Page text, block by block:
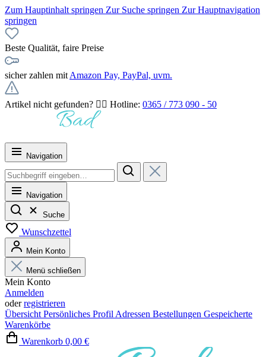
Zum Hauptinhalt springen Zur Suche springen Zur Hauptnavigation
springen
Beste Qualität, faire Preise
sicher zahlen mit Amazon Pay, PayPal, uvm.
Artikel nicht gefunden? 👉🏻 Hotline: 0365 / 773 090 - 50
Navigation
Navigation
Suche
Wunschzettel
Mein Konto
Menü schließen
Mein Konto
Anmelden
oderregistrieren
Übersicht Persönliches Profil Adressen Bestellungen Gespeicherte
Warenkörbe
Warenkorb 0,00 €